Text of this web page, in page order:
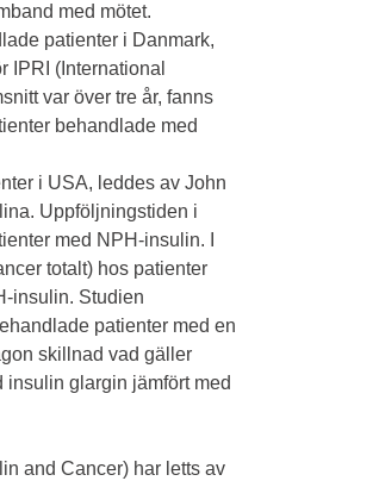
med mötet.
patienter i Danmark,
IPRI (International
var över tre år, fanns
behandlade med
i USA, leddes av John
Uppföljningstiden i
med NPH-insulin. I
totalt) hos patienter
insulin. Studien
patienter med en
skillnad vad gäller
glargin jämfört med
and Cancer) har letts av